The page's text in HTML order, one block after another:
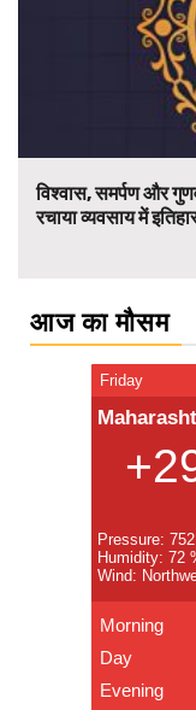
विश्वास, समर्पण और
रचाया व्यवसाय में
आज का मौसम
Friday
Pressure:
Humidity: 72
Wind:
Morning
Day
Evening